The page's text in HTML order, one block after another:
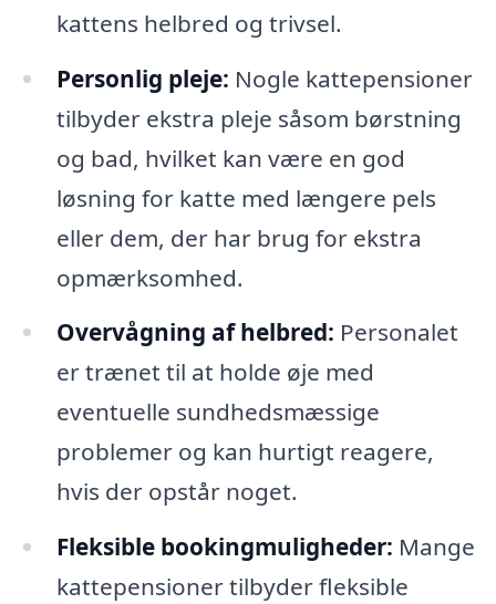
kattens helbred og trivsel.
Personlig pleje: Nogle kattepensioner
tilbyder ekstra pleje såsom børstning
og bad, hvilket kan være en god
løsning for katte med længere pels
eller dem, der har brug for ekstra
opmærksomhed.
Overvågning af helbred: Personalet
er trænet til at holde øje med
eventuelle sundhedsmæssige
problemer og kan hurtigt reagere,
hvis der opstår noget.
Fleksible bookingmuligheder: Mange
kattepensioner tilbyder fleksible